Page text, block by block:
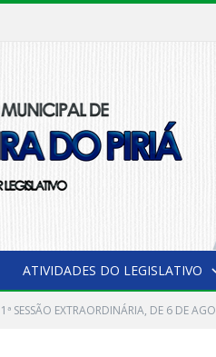
ATIVIDADES DO LEGISLATIVO
SESSÃO EXTRAORDINÁRIA, DE 6 DE